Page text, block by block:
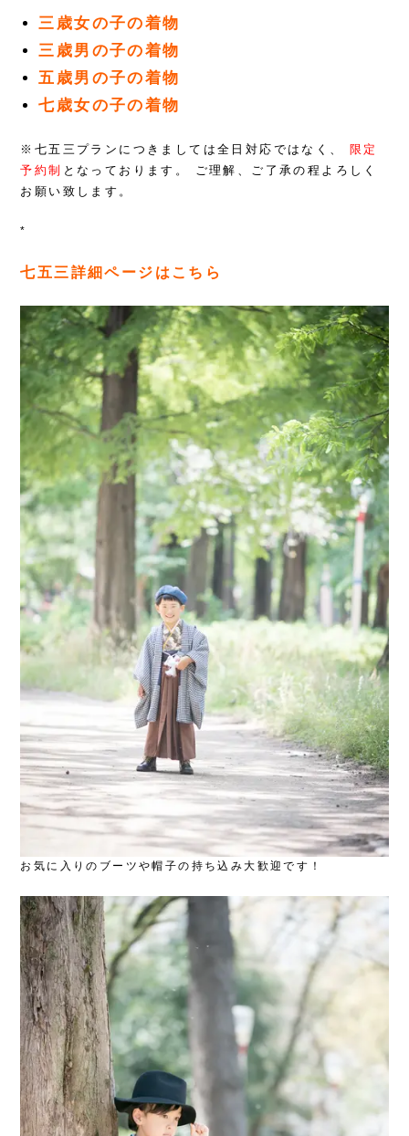
三歳女の子の着物
三歳男の子の着物
五歳男の子の着物
七歳女の子の着物
※七五三プランにつきましては全日対応ではなく、
限定
予約制 となっております。
ご理解、ご了承の程よろしく
お願い致します。
*
七五三詳細ページはこちら
お気に入りのブーツや帽子の持ち込み大歓迎です！